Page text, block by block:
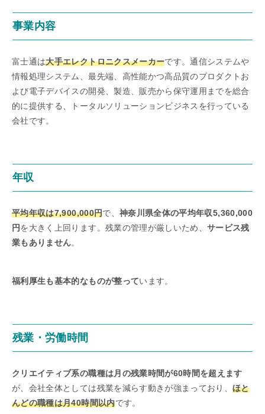
事業内容
富士通は大手エレクトロニクスメーカーです。通信システムや
情報処理システム、最先端、高性能かつ高品質のプロダクトお
よび電子デバイスの開発、製造、販売から保守運用までを総合
的に提供する、トータルソリューションビジネスを行っている
会社です。
年収
平均年収は7,900,000円で、 神奈川県全体の平均年収5,360,000
円を大きく上回ります。残業の管理が厳しいため、サービス残
業もありません。
福利厚生も基本的なものが整っています。
残業・労働時間
クリエイティブ系の職種は月の残業時間が60時間を超えます
が、会社全体としては残業を減らす動きが強まっており、ほと
んどの職種は月40時間以内です。